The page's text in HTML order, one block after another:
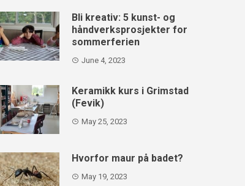
Bli kreativ: 5 kunst- og
håndverksprosjekter for
sommerferien
June 4, 2023
Keramikk kurs i Grimstad
(Fevik)
May 25, 2023
Hvorfor maur på badet?
May 19, 2023